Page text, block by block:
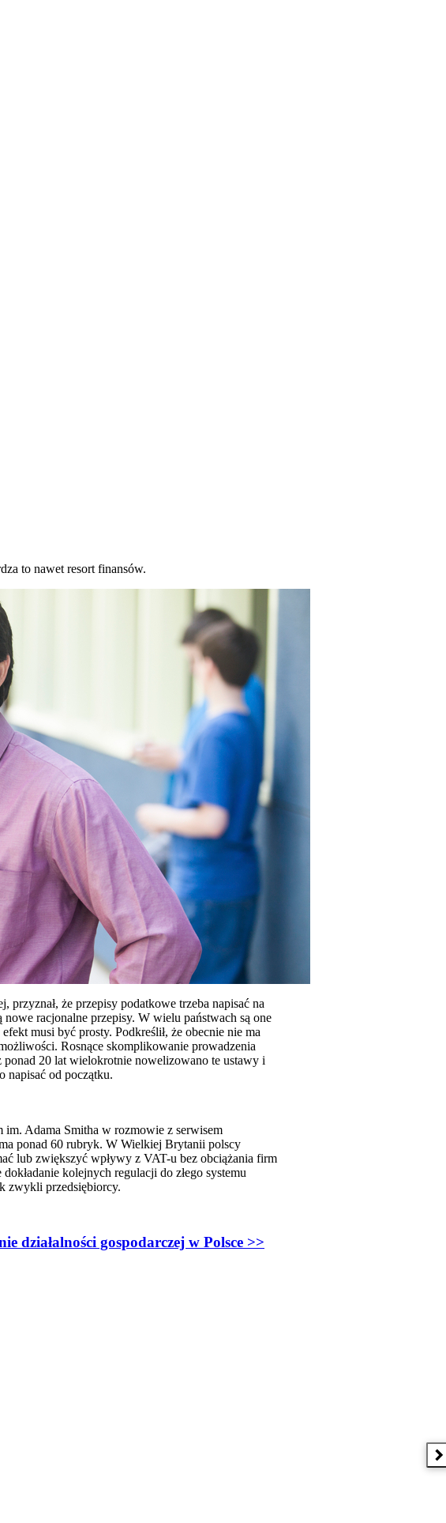
to nawet resort finansów.
że przepisy podatkowe trzeba napisać na
racjonalne przepisy. W wielu państwach są one
musi być prosty. Podkreślił, że obecnie nie ma
Rosnące skomplikowanie prowadzenia
ponad 20 lat wielokrotnie nowelizowano te ustawy i
napisać od początku.
im. Adama Smitha w rozmowie z serwisem
ponad 60 rubryk. W Wielkiej Brytanii polscy
lub zwiększyć wpływy z VAT-u bez obciążania firm
kolejnych regulacji do złego systemu
zwykli przedsiębiorcy.
działalności gospodarczej w Polsce >>